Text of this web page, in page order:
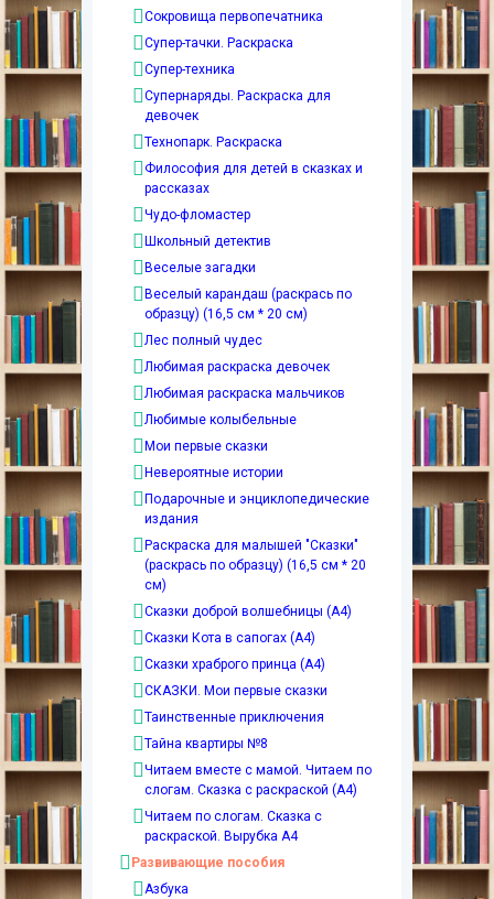
Сокровища первопечатника
Супер-тачки. Раскраска
Супер-техника
Супернаряды. Раскраска для
девочек
Технопарк. Раскраска
Философия для детей в сказках и
рассказах
Чудо-фломастер
Школьный детектив
Веселые загадки
Веселый карандаш (раскрась по
образцу) (16,5 см * 20 см)
Лес полный чудес
Любимая раскраска девочек
Любимая раскраска мальчиков
Любимые колыбельные
Мои первые сказки
Невероятные истории
Подарочные и энциклопедические
издания
Раскраска для малышей "Сказки"
(раскрась по образцу) (16,5 см * 20
см)
Сказки доброй волшебницы (А4)
Сказки Кота в сапогах (А4)
Сказки храброго принца (А4)
СКАЗКИ. Мои первые сказки
Таинственные приключения
Тайна квартиры №8
Читаем вместе с мамой. Читаем по
слогам. Сказка с раскраской (А4)
Читаем по слогам. Сказка с
раскраской. Вырубка А4
Развивающие пособия
Азбука